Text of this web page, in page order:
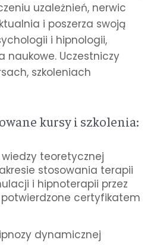
uzależnień, nerwic
i poszerza swoją
i hipnologii,
naukowe. Uczestniczy
szkoleniach
kursy i szkolenia:
teoretycznej
stosowania terapii
i hipnoterapii przez
potwierdzone certyfikatem
dynamicznej